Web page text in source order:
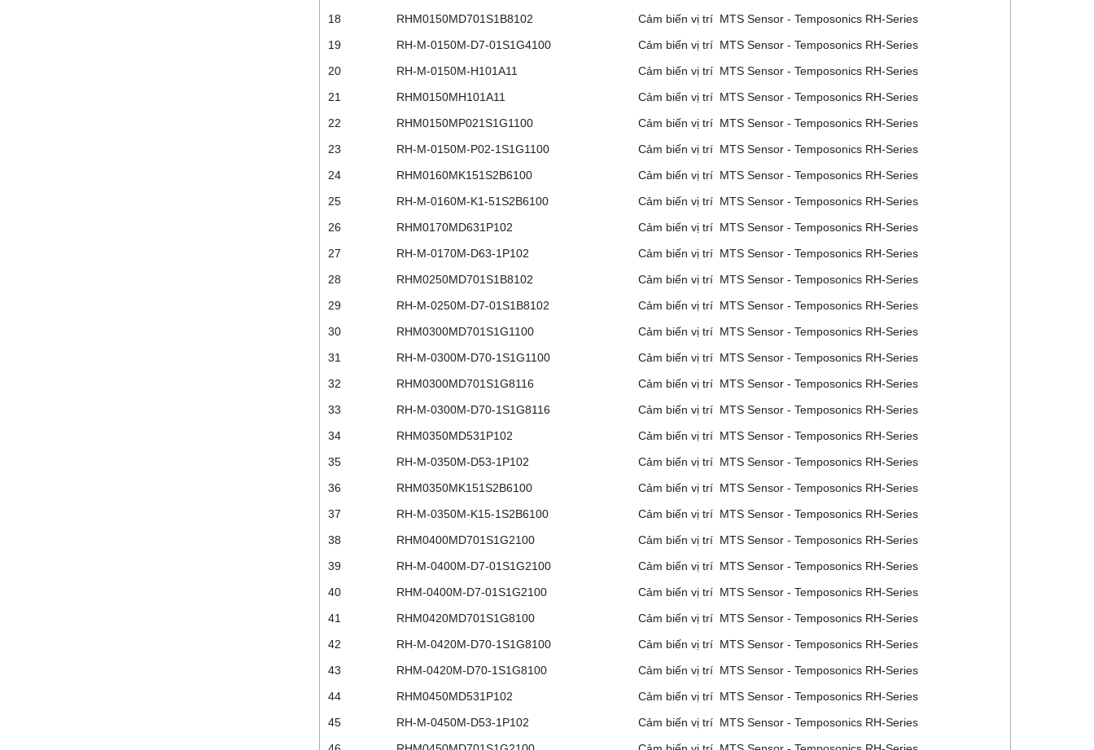
18
RHM0150MD701S1B8102
Cảm biến vị trí MTS Sensor - Temposonics RH-Series
19
RH-M-0150M-D7-01S1G4100
Cảm biến vị trí MTS Sensor - Temposonics RH-Series
20
RH-M-0150M-H101A11
Cảm biến vị trí MTS Sensor - Temposonics RH-Series
21
RHM0150MH101A11
Cảm biến vị trí MTS Sensor - Temposonics RH-Series
22
RHM0150MP021S1G1100
Cảm biến vị trí MTS Sensor - Temposonics RH-Series
23
RH-M-0150M-P02-1S1G1100
Cảm biến vị trí MTS Sensor - Temposonics RH-Series
24
RHM0160MK151S2B6100
Cảm biến vị trí MTS Sensor - Temposonics RH-Series
25
RH-M-0160M-K1-51S2B6100
Cảm biến vị trí MTS Sensor - Temposonics RH-Series
26
RHM0170MD631P102
Cảm biến vị trí MTS Sensor - Temposonics RH-Series
27
RH-M-0170M-D63-1P102
Cảm biến vị trí MTS Sensor - Temposonics RH-Series
28
RHM0250MD701S1B8102
Cảm biến vị trí MTS Sensor - Temposonics RH-Series
29
RH-M-0250M-D7-01S1B8102
Cảm biến vị trí MTS Sensor - Temposonics RH-Series
30
RHM0300MD701S1G1100
Cảm biến vị trí MTS Sensor - Temposonics RH-Series
31
RH-M-0300M-D70-1S1G1100
Cảm biến vị trí MTS Sensor - Temposonics RH-Series
32
RHM0300MD701S1G8116
Cảm biến vị trí MTS Sensor - Temposonics RH-Series
33
RH-M-0300M-D70-1S1G8116
Cảm biến vị trí MTS Sensor - Temposonics RH-Series
34
RHM0350MD531P102
Cảm biến vị trí MTS Sensor - Temposonics RH-Series
35
RH-M-0350M-D53-1P102
Cảm biến vị trí MTS Sensor - Temposonics RH-Series
36
RHM0350MK151S2B6100
Cảm biến vị trí MTS Sensor - Temposonics RH-Series
37
RH-M-0350M-K15-1S2B6100
Cảm biến vị trí MTS Sensor - Temposonics RH-Series
38
RHM0400MD701S1G2100
Cảm biến vị trí MTS Sensor - Temposonics RH-Series
39
RH-M-0400M-D7-01S1G2100
Cảm biến vị trí MTS Sensor - Temposonics RH-Series
40
RHM-0400M-D7-01S1G2100
Cảm biến vị trí MTS Sensor - Temposonics RH-Series
41
RHM0420MD701S1G8100
Cảm biến vị trí MTS Sensor - Temposonics RH-Series
42
RH-M-0420M-D70-1S1G8100
Cảm biến vị trí MTS Sensor - Temposonics RH-Series
43
RHM-0420M-D70-1S1G8100
Cảm biến vị trí MTS Sensor - Temposonics RH-Series
44
RHM0450MD531P102
Cảm biến vị trí MTS Sensor - Temposonics RH-Series
45
RH-M-0450M-D53-1P102
Cảm biến vị trí MTS Sensor - Temposonics RH-Series